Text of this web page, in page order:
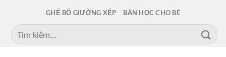
GHẾ BỐ GIƯỜNG XẾP BÀN HỌC CHO BÉ
Tìm
kiếm: